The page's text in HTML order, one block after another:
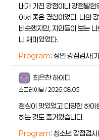
내가 가진 강점이나 강점발현
어서 좋은 경험이었다. 나의
비슷했지만, 지인들이 보는
니 재미있었다.
Program: 성인 강점검사(
최은찬 하이디
스프레이님 / 2026.08.05
점심이 맛있었고 다양한 하
하는 것도 즐거웠습니다.
Program: 청소년 강점검사